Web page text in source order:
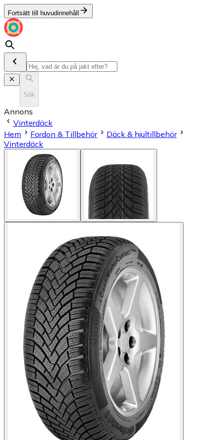
Fortsätt till huvudinnehåll
Sök
Annons
Vinterdäck
Hem
Fordon & Tillbehör
Däck & hjultillbehör
Vinterdäck